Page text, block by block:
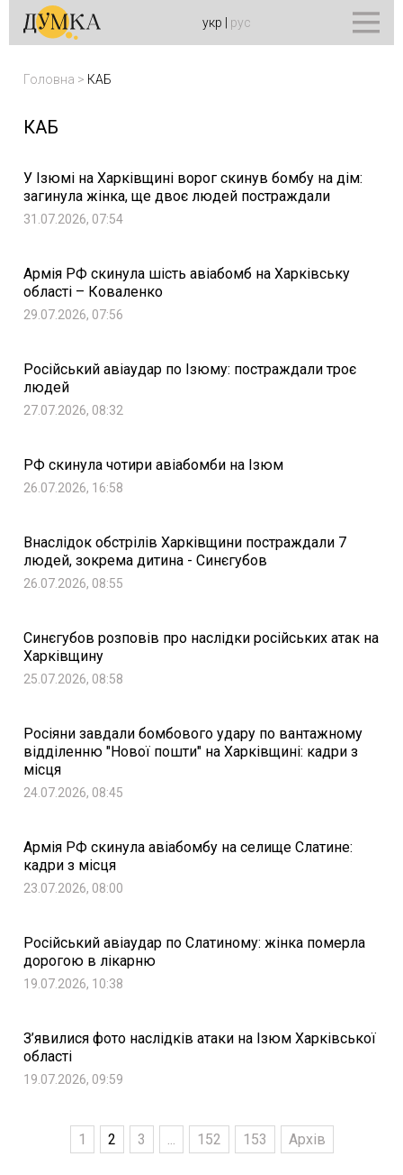
укр рус
Головна > КАБ
КАБ
У Ізюмі на Харківщині ворог скинув бомбу на дім:
загинула жінка, ще двоє людей постраждали
31.07.2026, 07:54
Армія РФ скинула шість авіабомб на Харківську
області – Коваленко
29.07.2026, 07:56
Російський авіаудар по Ізюму: постраждали троє
людей
27.07.2026, 08:32
РФ скинула чотири авіабомби на Ізюм
26.07.2026, 16:58
Внаслідок обстрілів Харківщини постраждали 7
людей, зокрема дитина - Синєгубов
26.07.2026, 08:55
Синєгубов розповів про наслідки російських атак на
Харківщину
25.07.2026, 08:58
Росіяни завдали бомбового удару по вантажному
відділенню "Нової пошти" на Харківщині: кадри з
місця
24.07.2026, 08:45
Армія РФ скинула авіабомбу на селище Слатине:
кадри з місця
23.07.2026, 08:00
Російський авіаудар по Слатиному: жінка померла
дорогою в лікарню
19.07.2026, 10:38
З’явилися фото наслідків атаки на Ізюм Харківської
області
19.07.2026, 09:59
1 2 3 ... 152 153 Архів